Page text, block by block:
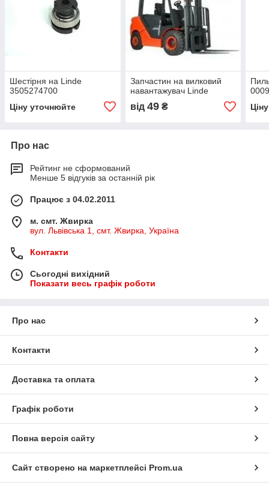
Шестірня на Linde
3505274700
Ціну уточнюйте
Запчастин на вилковий
навантажувач Linde
від 49₴
Про нас
Рейтинг не сформований
Менше 5 відгуків за останній рік
Працює з 04.02.2011
м. смт. Жвирка
вул. Львівська 1, смт. Жвирка, Україна
Контакти
Сьогодні вихідний
Показати весь графік роботи
Про нас
Контакти
Доставка та оплата
Графік роботи
Повна версія сайту
Сайт створено на маркетплейсі Prom.ua